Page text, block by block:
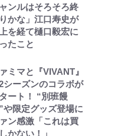
美しい「幸せのブ
ビー」の正体と
身近な場所で見つ
コツを紹介【あな
節の虫」の探し方
】
は「怒らせて掛け
魚だった！ ルアー
わせて釣りあげる
ンルはそろそろ終
かな」江口寿史が
を経て樋口毅宏に
たこと
ミマと『VIVANT』
シーズンのコラボが
ート！ “別班饅
や限定グッズ登場に
ン感激「これは買
かない！」